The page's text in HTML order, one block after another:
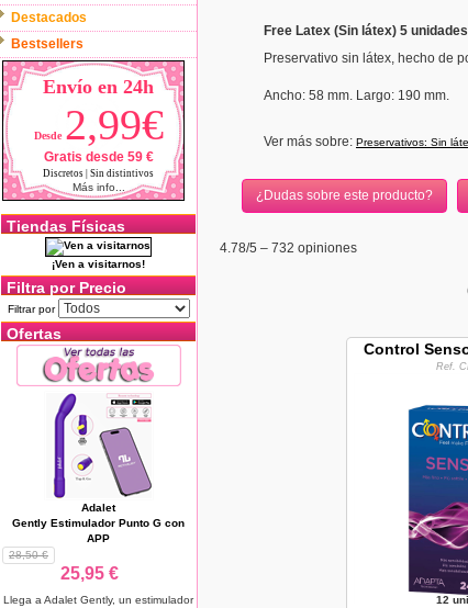
Destacados
Bestsellers
Envío en 24h
Desde 2,99€
Gratis desde 59 €
Discretos | Sin distintivos
Más info...
Tiendas Físicas
¡Ven a visitarnos!
Filtra por Precio
Filtrar por
Ofertas
Adalet
Gently Estimulador Punto G con
APP
28,50 €
25,95 €
Llega a Adalet Gently, un estimulador
Free Latex (Sin látex) 5 unidades
Preservativo sin látex, hecho de
Ancho: 58 mm. Largo: 190 mm.
Ver más sobre: Preservativos: Sin
¿Dudas sobre este producto?
4.78/5 – 732 opiniones
Control
Ref.
12